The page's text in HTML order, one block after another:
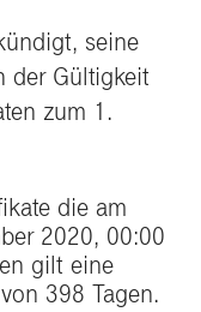
seine
der Gültigkeit
zum 1.
die am
2020, 00:00
gilt eine
398 Tagen.